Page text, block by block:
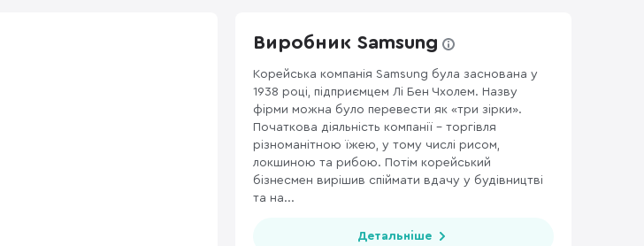
Виробник Samsung
Корейська компанія Samsung була заснована у
1938 році, підприємцем Лі Бен Чхолем. Назву
фірми можна було перевести як «три зірки».
Початкова діяльність компанії – торгівля
різноманітною їжею, у тому числі рисом,
локшиною та рибою. Потім корейський
бізнесмен вирішив спіймати вдачу у будівництві
та на...
Детальніше